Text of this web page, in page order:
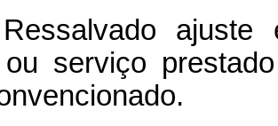
ajuste
serviço